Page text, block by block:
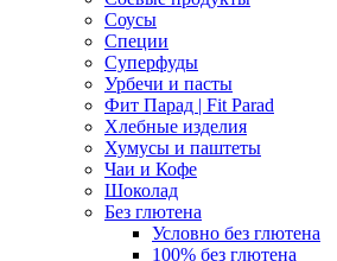
Соусы
Специи
Суперфуды
Урбечи и пасты
Фит Парад | Fit Parad
Хлебные изделия
Хумусы и паштеты
Чаи и Кофе
Шоколад
Без глютена
Условно без глютена
100% без глютена